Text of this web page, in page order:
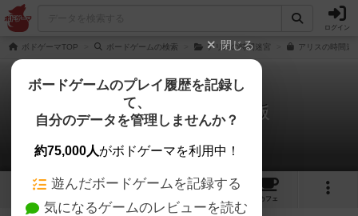
ログイン
ボドゲーマTOP ボードゲームの検索 アリスの時間迷宮 アリスの時間迷
アリスの時間迷宮 第二版
1件の掲示板
2 2 6
カフェ
閉じる
ボードゲームのプレイ履歴を記録し
て、
自分のデータを管理しませんか？
約75,000人がボドゲーマを利用中！
遊んだボードゲームを記録する
気になるゲームのレビューを読む